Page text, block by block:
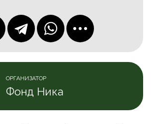
ОРГАНИЗАТОР
Фонд Ника